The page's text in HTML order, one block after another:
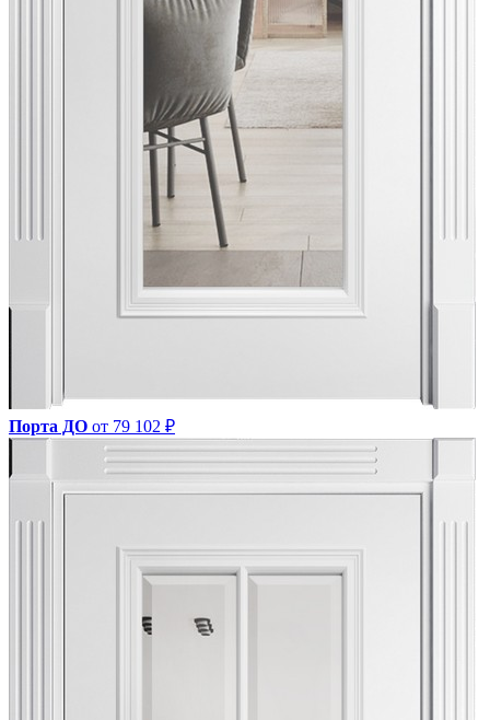
Порта ДО от 79 102 ₽